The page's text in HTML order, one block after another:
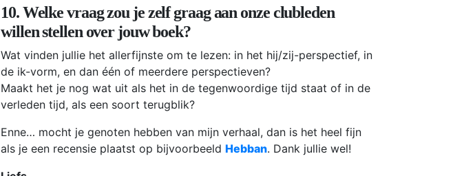
10. Welke vraag zou je zelf graag aan onze clubleden
willen stellen over jouw boek?
Wat vinden jullie het allerfijnste om te lezen: in het hij/zij-perspectief, in
de ik-vorm, en dan één of meerdere perspectieven?
Maakt het je nog wat uit als het in de tegenwoordige tijd staat of in de
verleden tijd, als een soort terugblik?
Enne… mocht je genoten hebben van mijn verhaal, dan is het heel fijn
als je een recensie plaatst op bijvoorbeeld Hebban. Dank jullie wel!